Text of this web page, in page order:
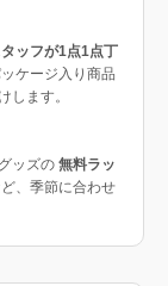
ッフが1点1点丁
ケージ入り商品
します。
ッズの 無料ラッ
、季節に合わせ